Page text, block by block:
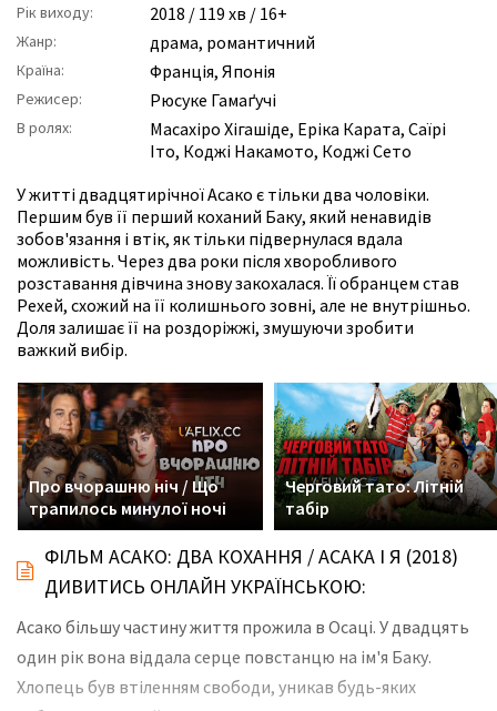
Рік виходу: 2018 / 119 хв / 16+
Жанр: драма, романтичний
Країна: Франція, Японія
Режисер: Рюсуке Гамаґучі
В ролях: Масахіро Хігашіде, Еріка Карата, Саїрі
Іто, Коджі Накамото, Коджі Сето
У житті двадцятирічної Асако є тільки два чоловіки.
Першим був її перший коханий Баку, який ненавидів
зобов'язання і втік, як тільки підвернулася вдала
можливість. Через два роки після хворобливого
розставання дівчина знову закохалася. Її обранцем став
Рехей, схожий на її колишнього зовні, але не внутрішньо.
Доля залишає її на роздоріжжі, змушуючи зробити
важкий вибір.
Про вчорашню ніч / Що
трапилось минулої ночі
Черговий тато: Літній
табір
ФІЛЬМ АСАКО: ДВА КОХАННЯ / АСАКА І Я (2018)
ДИВИТИСЬ ОНЛАЙН УКРАЇНСЬКОЮ:
Асако більшу частину життя прожила в Осаці. У двадцять
один рік вона віддала серце повстанцю на ім'я Баку.
Хлопець був втіленням свободи, уникав будь-яких